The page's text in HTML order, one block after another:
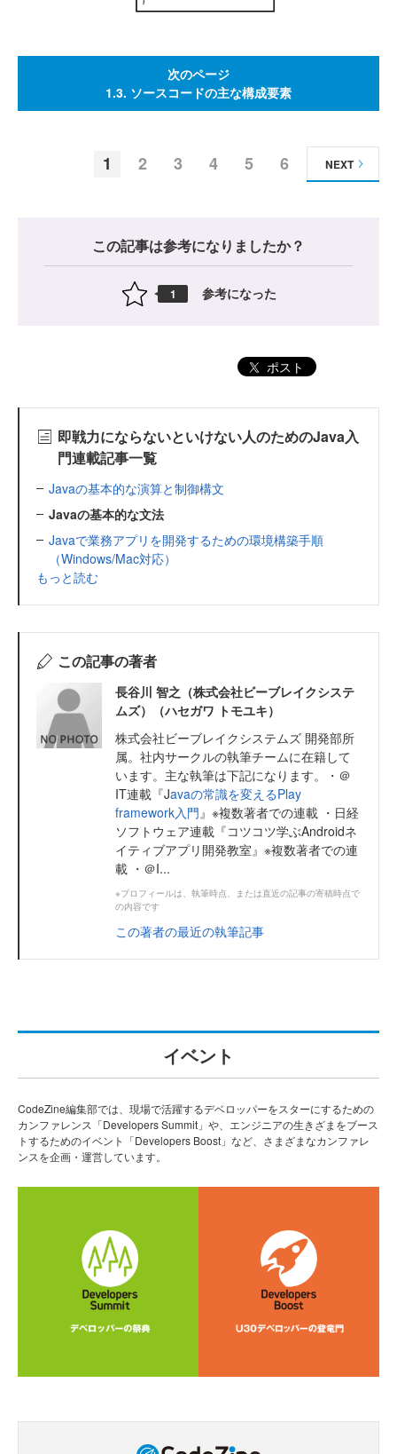
次のページ
1.3. ソースコードの主な構成要素
1 2 3 4 5 6 NEXT
この記事は参考になりましたか？
1 参考になった
ポスト
即戦力にならないといけない人のためのJava入
門連載記事一覧
Javaの基本的な演算と制御構文
Javaの基本的な文法
Javaで業務アプリを開発するための環境構築手順
（Windows/Mac対応）
もっと読む
この記事の著者
長谷川 智之（株式会社ビーブレイクシステ
ムズ）（ハセガワ トモユキ）
株式会社ビーブレイクシステムズ 開発部所
属。社内サークルの執筆チームに在籍して
います。主な執筆は下記になります。・＠
IT連載『Javaの常識を変えるPlay
framework入門 』※複数著者での連載 ・日経
ソフトウェア連載『コツコツ学ぶAndroidネ
イティブアプリ開発教室』※複数著者での連
載 ・＠I...
※プロフィールは、執筆時点、または直近の記事の寄稿時点で
の内容です
この著者の最近の執筆記事
イベント
CodeZine編集部では、現場で活躍するデベロッパーをスターにするための
カンファレンス「Developers Summit」や、エンジニアの生きざまをブース
トするためのイベント「Developers Boost」など、さまざまなカンファレ
ンスを企画・運営しています。